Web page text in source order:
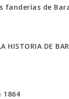
fanderías de
HISTORIA DE
1864